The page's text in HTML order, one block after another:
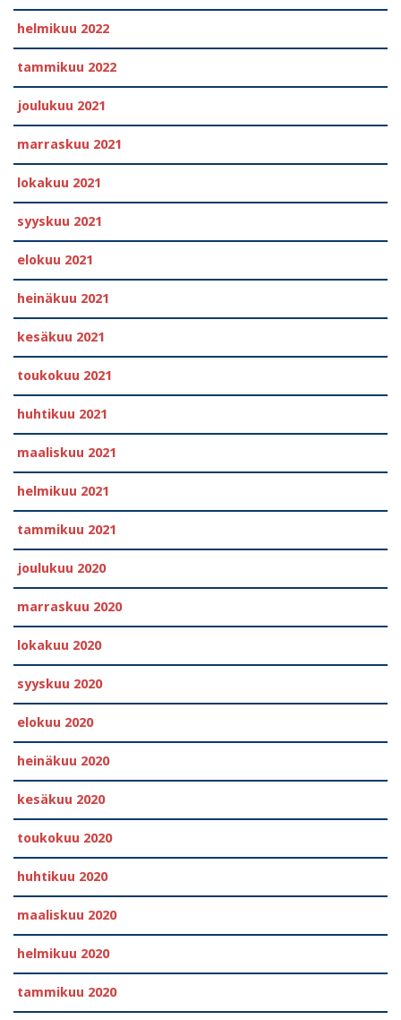
helmikuu 2022
tammikuu 2022
joulukuu 2021
marraskuu 2021
lokakuu 2021
syyskuu 2021
elokuu 2021
heinäkuu 2021
kesäkuu 2021
toukokuu 2021
huhtikuu 2021
maaliskuu 2021
helmikuu 2021
tammikuu 2021
joulukuu 2020
marraskuu 2020
lokakuu 2020
syyskuu 2020
elokuu 2020
heinäkuu 2020
kesäkuu 2020
toukokuu 2020
huhtikuu 2020
maaliskuu 2020
helmikuu 2020
tammikuu 2020